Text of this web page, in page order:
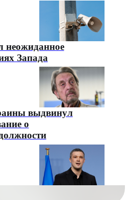
неожиданное
Запада
выдвинул
о